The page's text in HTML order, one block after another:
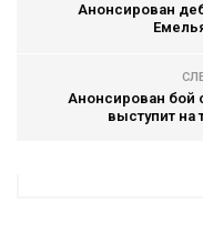
Анонсирован
Анонсирован бой
выступит на